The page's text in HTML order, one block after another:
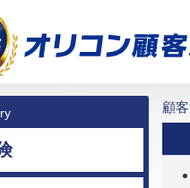
顧